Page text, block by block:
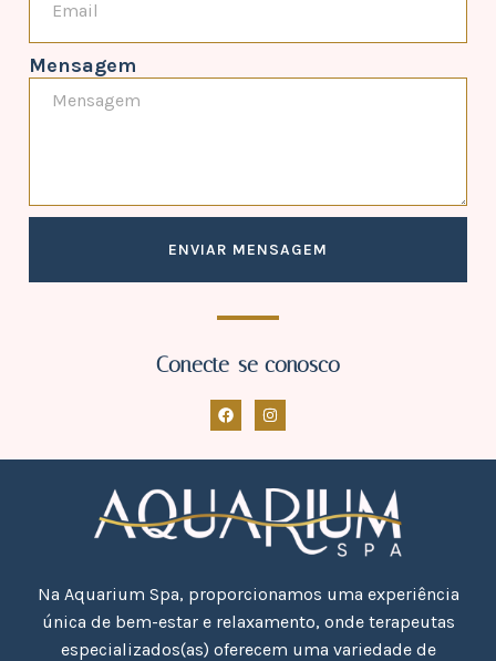
Mensagem
ENVIAR MENSAGEM
Conecte-se conosco
Na Aquarium Spa, proporcionamos uma experiência
única de bem-estar e relaxamento, onde terapeutas
especializados(as) oferecem uma variedade de